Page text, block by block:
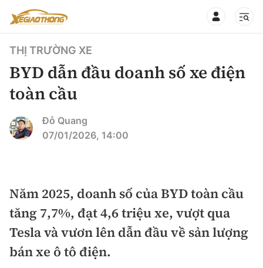
360° xe
Hạ tầng phương tiện
Góc nhìn
Tâm điểm
Xe du lịch
Xe chuyên dụng
Xe máy
Đánh giá xe
Đánh giá xe mới
So sánh
Lái mới
THỊ TRƯỜNG XE
BYD dẫn đầu doanh số xe điện
toàn cầu
Đỗ Quang
07/01/2026, 14:00
Năm 2025, doanh số của BYD toàn cầu
tăng 7,7%, đạt 4,6 triệu xe, vượt qua
Tesla và vươn lên dẫn đầu về sản lượng
bán xe ô tô điện.